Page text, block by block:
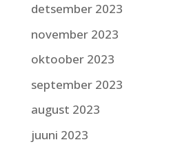
detsember 2023
november 2023
oktoober 2023
september 2023
august 2023
juuni 2023